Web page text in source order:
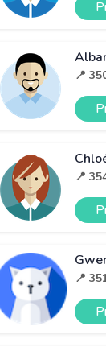
📍
📍
📍